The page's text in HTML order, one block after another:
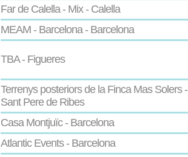
Far de Calella - Mix - Calella
MEAM - Barcelona - Barcelona
TBA - Figueres
Terrenys posteriors de la Finca Mas Solers -
Sant Pere de Ribes
Casa Montjuïc - Barcelona
Atlantic Events - Barcelona